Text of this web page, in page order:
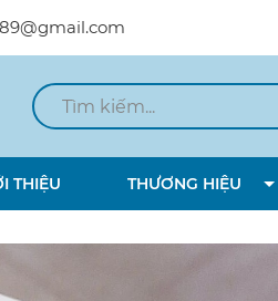
THIỆU THƯƠNG HIỆU